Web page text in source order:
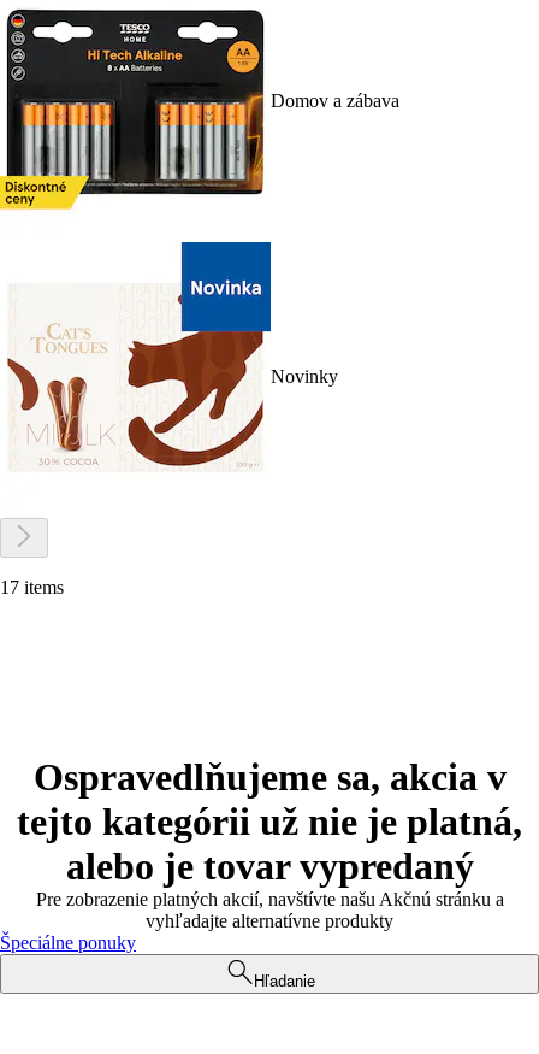
Domov a zábava
Novinky
17 items
Ospravedlňujeme sa, akcia v
tejto kategórii už nie je platná,
alebo je tovar vypredaný
Pre zobrazenie platných akcií, navštívte našu Akčnú stránku a
vyhľadajte alternatívne produkty
Špeciálne ponuky
Hľadanie